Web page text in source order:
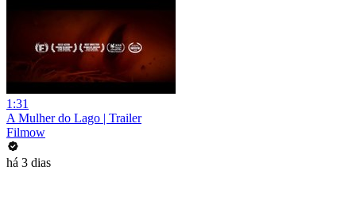
1:31
A Mulher do Lago | Trailer
Filmow
há 3 dias